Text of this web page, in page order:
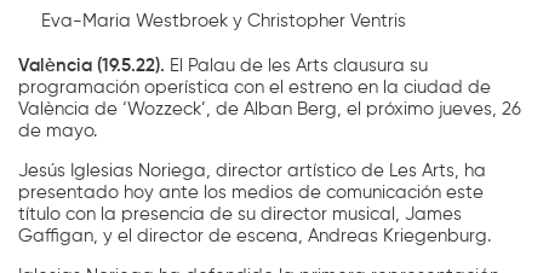
Eva-Maria Westbroek y Christopher Ventris
València (19.5.22). El Palau de les Arts clausura su
programación operística con el estreno en la ciudad de
València de ‘Wozzeck’, de Alban Berg, el próximo jueves, 26
de mayo.
Jesús Iglesias Noriega, director artístico de Les Arts, ha
presentado hoy ante los medios de comunicación este
título con la presencia de su director musical, James
Gaffigan, y el director de escena, Andreas Kriegenburg.